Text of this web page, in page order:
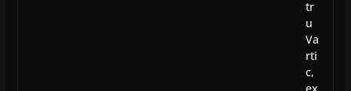
tr
u
Va
rti
c,